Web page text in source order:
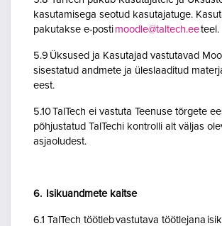
kasutamisega seotud kasutajatuge.
pakutakse e-posti moodle@taltech.eeteel.
5.9 Üksused ja Kasutajad vastutavad
sisestatud andmete ja üleslaaditud
eest.
5.10 TalTech ei vastuta Teenuse tõrgete
põhjustatud TalTechi kontrolli alt väljas
asjaoludest.
6. Isikuandmete kaitse
6.1 TalTech töötleb vastutava töötlejana